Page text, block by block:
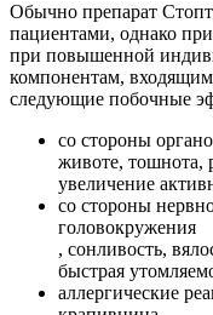
Обычно препарат
пациентами, однако
при повышенной
компонентам, входящим
следующие побочные
со стороны
животе, тошнота,
увеличение
со стороны
головокружения
, сонливость,
быстрая
аллергические